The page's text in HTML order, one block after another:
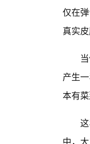
仅在
真实
产生
本有
中，